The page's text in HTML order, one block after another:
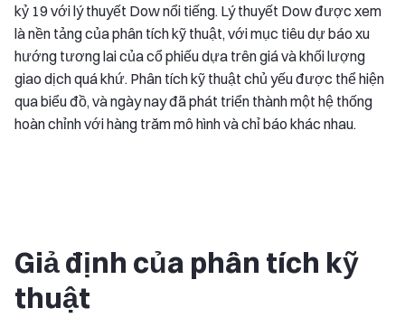
kỷ 19 với lý thuyết Dow nổi tiếng. Lý thuyết Dow được xem
là nền tảng của phân tích kỹ thuật, với mục tiêu dự báo xu
hướng tương lai của cổ phiếu dựa trên giá và khối lượng
giao dịch quá khứ. Phân tích kỹ thuật chủ yếu được thể hiện
qua biểu đồ, và ngày nay đã phát triển thành một hệ thống
hoàn chỉnh với hàng trăm mô hình và chỉ báo khác nhau.
Giả định của phân tích kỹ
thuật